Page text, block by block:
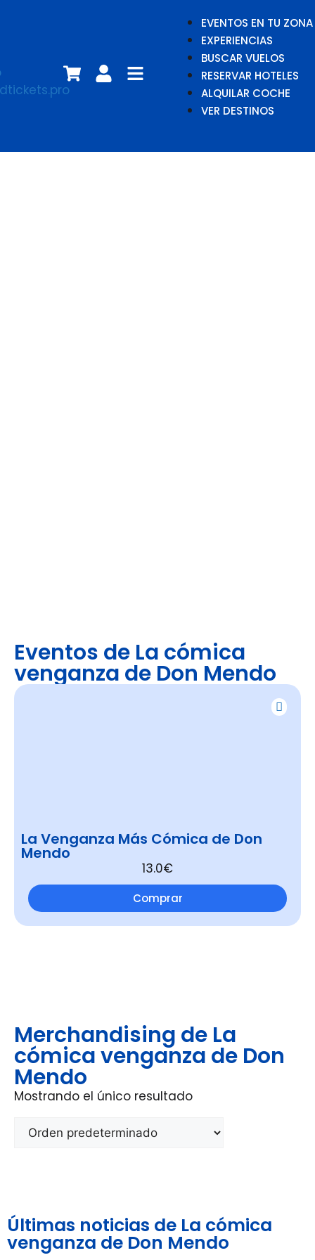
EVENTOS EN TU ZONA
EXPERIENCIAS
BUSCAR VUELOS
RESERVAR HOTELES
ALQUILAR COCHE
VER DESTINOS
Eventos de La cómica
venganza de Don Mendo
La Venganza Más Cómica de Don
Mendo
13.0€
Comprar
Merchandising de La
cómica venganza de Don
Mendo
Mostrando el único resultado
Últimas noticias de La cómica
venganza de Don Mendo